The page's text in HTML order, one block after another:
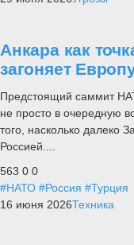
Анкара как
загоняет
Предстоящий саммит
не просто в очередную
того, насколько далеко
Россией....
563 0 0
#НАТО #Россия #Турция
16 июня 2026Техника